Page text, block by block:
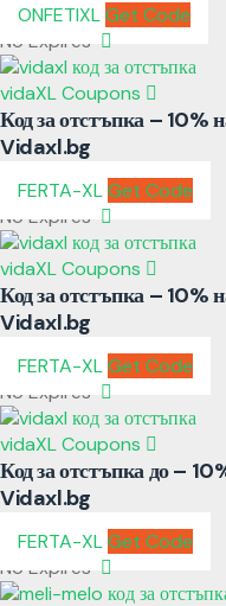
ONFETIXLGet Code
No Expires
vidaXL Coupons
Код за отстъпка – 10%
Vidaxl.bg
FERTA-XLGet Code
No Expires
vidaXL Coupons
Код за отстъпка – 10%
Vidaxl.bg
FERTA-XLGet Code
No Expires
vidaXL Coupons
Код за отстъпка до –
Vidaxl.bg
FERTA-XLGet Code
No Expires